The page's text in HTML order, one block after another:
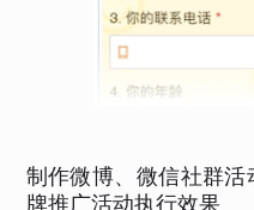
制作微博、微信社群
牌推广活动执行效果